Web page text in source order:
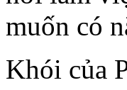
muốn có
Khói của